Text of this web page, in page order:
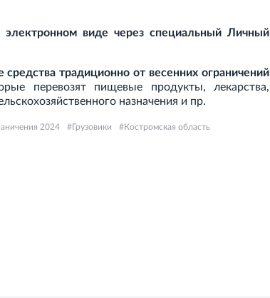
электронном виде через специальный Личный
традиционно от весенних ограничений
перевозят пищевые продукты, лекарства,
назначения и пр.
2024 Грузовики Костромская область